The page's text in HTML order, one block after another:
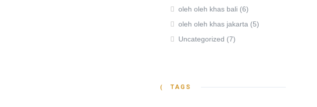
oleh oleh khas bali (6)
oleh oleh khas jakarta (5)
Uncategorized (7)
TAGS